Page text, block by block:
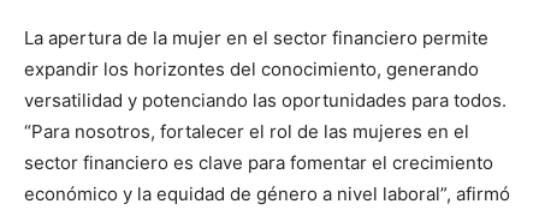
La apertura de la mujer en el sector financiero permite
expandir los horizontes del conocimiento, generando
versatilidad y potenciando las oportunidades para todos.
“Para nosotros, fortalecer el rol de las mujeres en el
sector financiero es clave para fomentar el crecimiento
económico y la equidad de género a nivel laboral”, afirmó